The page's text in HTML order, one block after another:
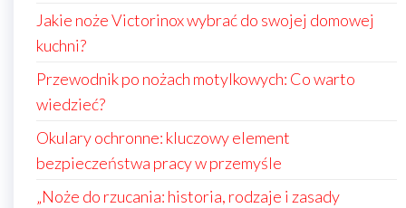
Jakie noże Victorinox wybrać do swojej domowej
kuchni?
Przewodnik po nożach motylkowych: Co warto
wiedzieć?
Okulary ochronne: kluczowy element
bezpieczeństwa pracy w przemyśle
„Noże do rzucania: historia, rodzaje i zasady